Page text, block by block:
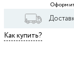
Как купить?